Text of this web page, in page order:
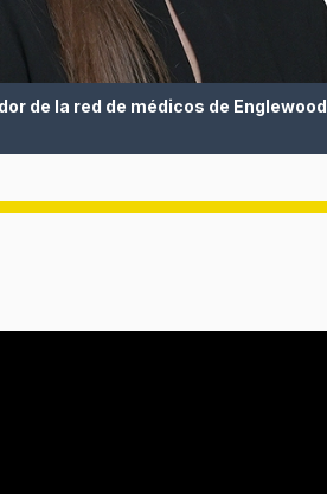
de la red de médicos de Englewood